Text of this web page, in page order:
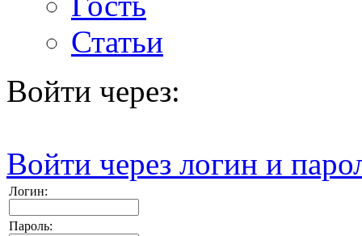
Статьи
Войти через:
Войти через логин и
Логин:
Пароль: